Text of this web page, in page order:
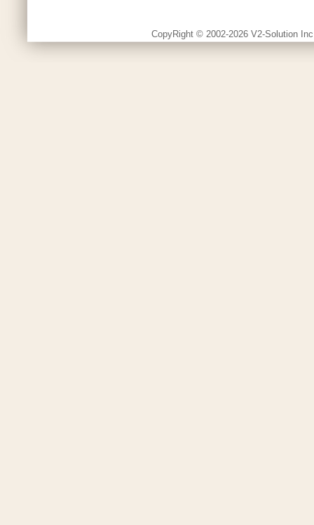
CopyRight © 2002-2026 V2-Solution